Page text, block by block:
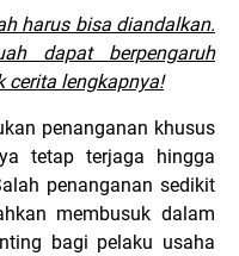
harus bisa diandalkan.
dapat berpengaruh
cerita lengkapnya!
penanganan khusus
tetap terjaga hingga
penanganan sedikit
membusuk dalam
bagi pelaku usaha